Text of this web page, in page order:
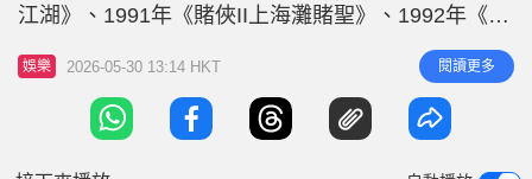
n
江湖》、1991年《賭俠II上海灘賭聖》、1992年《新
龍門客棧》、1994年《九品芝麻官》等，因而被視為
「太監專業戶」。 劉洵周星馳對罵成經典 當中劉洵
在《九品芝麻官》中飾演太監「李連英」，與周星馳
飾演「包青天」包拯後代「包龍星」，在公堂上對罵
娛樂 2026-05-30 13:14 HKT 閱讀更多